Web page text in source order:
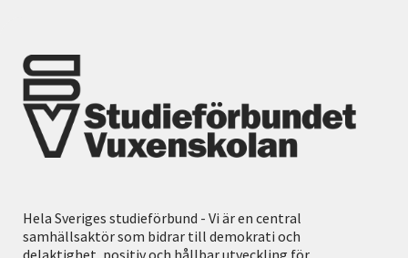
Hela Sveriges studieförbund - Vi är en central
samhällsaktör som bidrar till demokrati och